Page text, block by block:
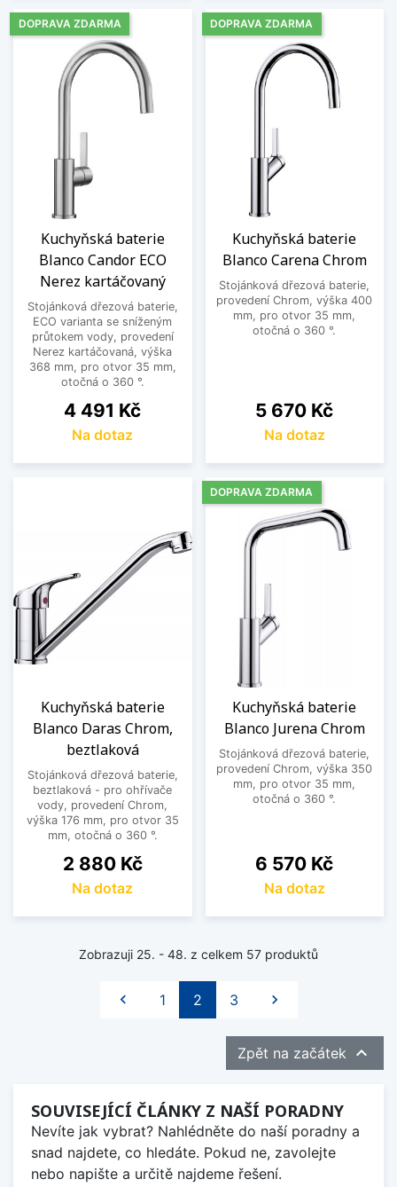
Kuchyňská baterie
Blanco Candor ECO
Nerez kartáčovaný
Stojánková dřezová baterie,
ECO varianta se sníženým
průtokem vody, provedení
Nerez kartáčovaná, výška
368 mm, pro otvor 35 mm,
otočná o 360 °.
Cena
4 491 Kč
Na dotaz
DOPRAVA ZDARMA
Kuchyňská baterie
Blanco Carena Chrom
Stojánková dřezová baterie,
provedení Chrom, výška 400
mm, pro otvor 35 mm,
otočná o 360 °.
Cena
5 670 Kč
Na dotaz
DOPRAVA ZDARMA
Kuchyňská baterie
Blanco Daras Chrom,
beztlaková
Stojánková dřezová baterie,
beztlaková - pro ohřívače
vody, provedení Chrom,
výška 176 mm, pro otvor 35
mm, otočná o 360 °.
Cena
2 880 Kč
Na dotaz
Kuchyňská baterie
Blanco Jurena Chrom
Stojánková dřezová baterie,
provedení Chrom, výška 350
mm, pro otvor 35 mm,
otočná o 360 °.
Cena
6 570 Kč
Na dotaz
DOPRAVA ZDARMA
Zobrazuji 25. - 48. z celkem 57 produktů
Předchozí
 1 2 3 Další

Zpět na začátek 
SOUVISEJÍCÍ ČLÁNKY Z NAŠÍ PORADNY
Nevíte jak vybrat? Nahlédněte do naší poradny a
snad najdete, co hledáte. Pokud ne, zavolejte
nebo napište a určitě najdeme řešení.